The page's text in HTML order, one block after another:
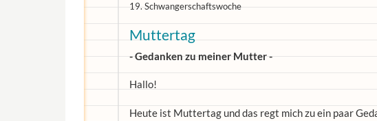
19. Schwangerschaftswoche
Muttertag
- Gedanken zu meiner Mutter -
Hallo!
Heute ist Muttertag und das regt mich zu ein paar